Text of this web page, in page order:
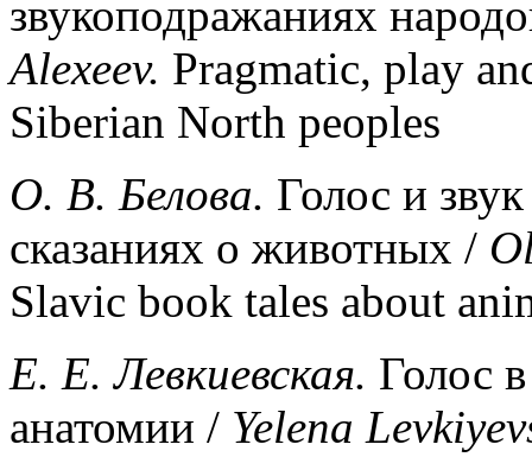
звукоподражаниях
Alexeev. Pragmatic, play
Siberian North peoples
O. B. Белова. Голос и
сказаниях о животных /
Slavic book tales about
E. E.Левкиевская. Голос
анатомии / Yelena